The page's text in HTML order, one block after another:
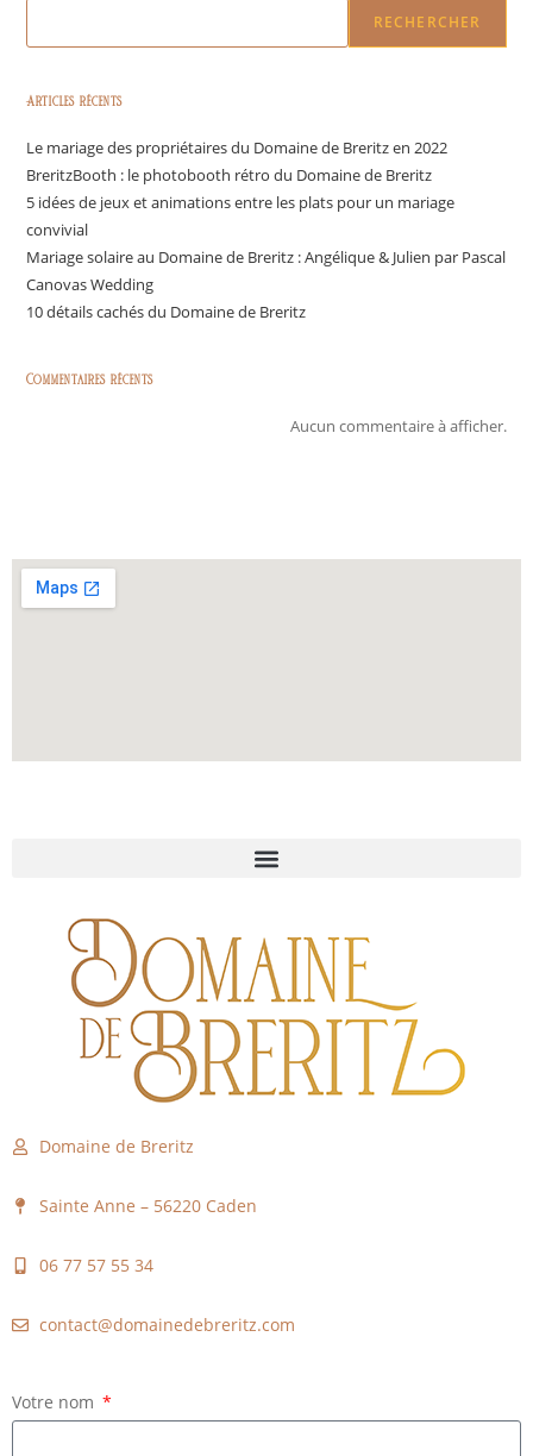
RECHERCHER
Articles récents
Le mariage des propriétaires du Domaine de Breritz en 2022
BreritzBooth : le photobooth rétro du Domaine de Breritz
5 idées de jeux et animations entre les plats pour un mariage
convivial
Mariage solaire au Domaine de Breritz : Angélique & Julien par Pascal
Canovas Wedding
10 détails cachés du Domaine de Breritz
Commentaires récents
Aucun commentaire à afficher.
Domaine de Breritz
Sainte Anne – 56220 Caden
06 77 57 55 34
contact@domainedebreritz.com
Votre nom